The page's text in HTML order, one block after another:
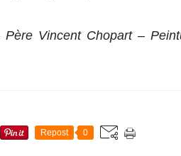
Père Vincent Chopart –
Repost 0